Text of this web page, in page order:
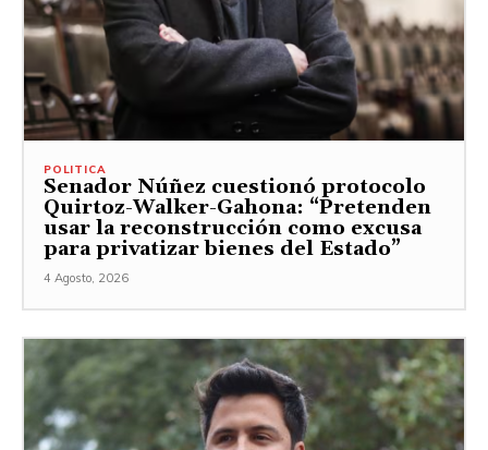
POLITICA
Senador Núñez cuestionó protocolo
Quirtoz-Walker-Gahona: “Pretenden
usar la reconstrucción como excusa
para privatizar bienes del Estado”
4 Agosto, 2026